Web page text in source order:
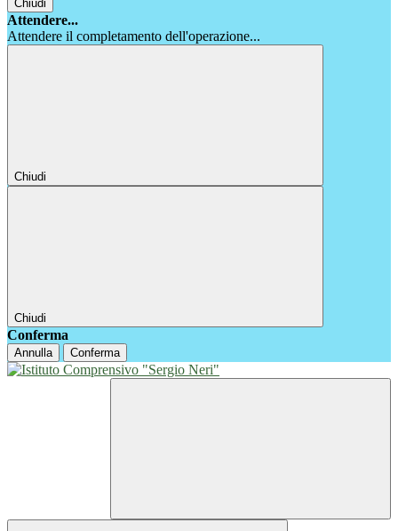
Chiudi
Attendere...
Attendere il completamento dell'operazione...
Chiudi
Chiudi
Conferma
Annulla Conferma